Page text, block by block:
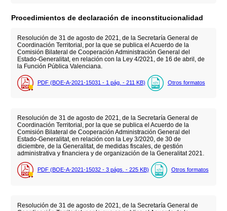
Procedimientos de declaración de inconstitucionalidad
Resolución de 31 de agosto de 2021, de la Secretaría General de
Coordinación Territorial, por la que se publica el Acuerdo de la
Comisión Bilateral de Cooperación Administración General del
Estado-Generalitat, en relación con la Ley 4/2021, de 16 de abril, de
la Función Pública Valenciana.
PDF (BOE-A-2021-15031 - 1 pág. - 211 KB) Otros formatos
Resolución de 31 de agosto de 2021, de la Secretaría General de
Coordinación Territorial, por la que se publica el Acuerdo de la
Comisión Bilateral de Cooperación Administración General del
Estado-Generalitat, en relación con la Ley 3/2020, de 30 de
diciembre, de la Generalitat, de medidas fiscales, de gestión
administrativa y financiera y de organización de la Generalitat 2021.
PDF (BOE-A-2021-15032 - 3 págs. - 225 KB) Otros formatos
Resolución de 31 de agosto de 2021, de la Secretaría General de